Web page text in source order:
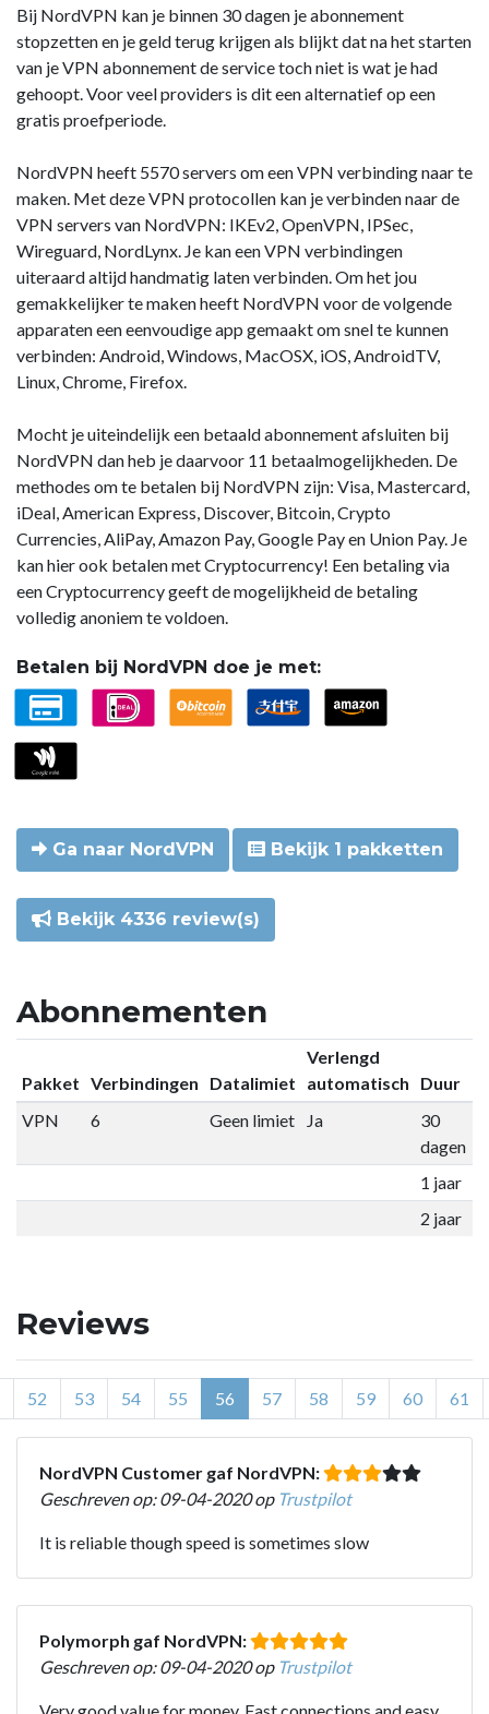
Bij NordVPN kan je binnen 30 dagen je abonnement
stopzetten en je geld terug krijgen als blijkt dat na het starten
van je VPN abonnement de service toch niet is wat je had
gehoopt. Voor veel providers is dit een alternatief op een
gratis proefperiode.
NordVPN heeft 5570 servers om een VPN verbinding naar te
maken. Met deze VPN protocollen kan je verbinden naar de
VPN servers van NordVPN: IKEv2, OpenVPN, IPSec,
Wireguard, NordLynx. Je kan een VPN verbindingen
uiteraard altijd handmatig laten verbinden. Om het jou
gemakkelijker te maken heeft NordVPN voor de volgende
apparaten een eenvoudige app gemaakt om snel te kunnen
verbinden: Android, Windows, MacOSX, iOS, AndroidTV,
Linux, Chrome, Firefox.
Mocht je uiteindelijk een betaald abonnement afsluiten bij
NordVPN dan heb je daarvoor 11 betaalmogelijkheden. De
methodes om te betalen bij NordVPN zijn: Visa, Mastercard,
iDeal, American Express, Discover, Bitcoin, Crypto
Currencies, AliPay, Amazon Pay, Google Pay en Union Pay. Je
kan hier ook betalen met Cryptocurrency! Een betaling via
een Cryptocurrency geeft de mogelijkheid de betaling
volledig anoniem te voldoen.
Betalen bij NordVPN doe je met:
Ga naar NordVPN Bekijk 1 pakketten
Bekijk 4336 review(s)
Abonnementen
Pakket Verbindingen Datalimiet
Verlengd
automatisch
Duur
VPN
6 Geen limiet Ja
30
dagen
1 jaar
2 jaar
Reviews
52 53 54 55 56 57 58 59 60 61
NordVPN Customer gaf NordVPN:
Geschreven op: 09-04-2020 op Trustpilot
It is reliable though speed is sometimes slow
Polymorph gaf NordVPN:
Geschreven op: 09-04-2020 op Trustpilot
Very good value for money. Fast connections and easy